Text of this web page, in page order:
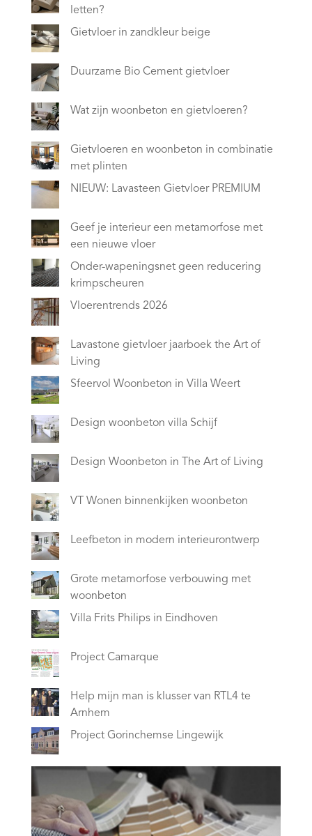
letten?
Gietvloer in zandkleur beige
Duurzame Bio Cement gietvloer
Wat zijn woonbeton en gietvloeren?
Gietvloeren en woonbeton in combinatie
met plinten
NIEUW: Lavasteen Gietvloer PREMIUM
Geef je interieur een metamorfose met
een nieuwe vloer
Onder-wapeningsnet geen reducering
krimpscheuren
Vloerentrends 2026
Lavastone gietvloer jaarboek the Art of
Living
Sfeervol Woonbeton in Villa Weert
Design woonbeton villa Schijf
Design Woonbeton in The Art of Living
VT Wonen binnenkijken woonbeton
Leefbeton in modern interieurontwerp
Grote metamorfose verbouwing met
woonbeton
Villa Frits Philips in Eindhoven
Project Camarque
Help mijn man is klusser van RTL4 te
Arnhem
Project Gorinchemse Lingewijk